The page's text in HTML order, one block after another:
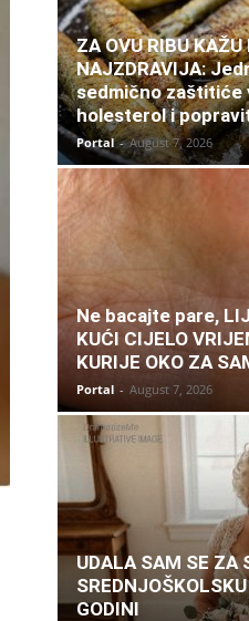
ZA OVU RIBU KAŽU
NAJZDRAVIJA:
sedmično zaštitiće
holesterol i
Portal - August 7, 2026
Ne bacajte pare,
KUĆI CIJELO
KURIJE OKO ZA
Portal - August 7, 2026
UDALA SAM SE ZA
GODINI